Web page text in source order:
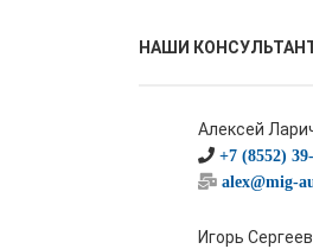
НАШИ
Алексей
+7 (8552)
alex@mig-
Игорь Сергеев